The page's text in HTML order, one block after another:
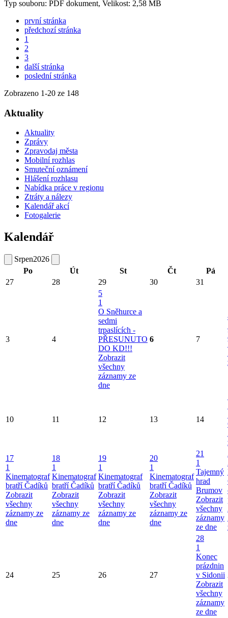
Typ souboru: PDF dokument, Velikost: 2,58 MB
první stránka
předchozí stránka
1
2
3
další stránka
poslední stránka
Zobrazeno 1-20 ze 148
Aktuality
Aktuality
Zprávy
Zpravodaj města
Mobilní rozhlas
Smuteční oznámení
Hlášení rozhlasu
Nabídka práce v regionu
Ztráty a nálezy
Kalendář akcí
Fotogalerie
Kalendář
Srpen2026
Po
Út St Čt
Pá
27
28 29 30 31
3 4
5
1
O Sněhurce a
sedmi
trpaslících -
PŘESUNUTO
DO KD!!!
Zobrazit
všechny
záznamy ze
dne
6 7
10 11 12 13 14
17
1
Kinematograf
bratří Čadíků
Zobrazit
všechny
záznamy ze
dne
18
1
Kinematograf
bratří Čadíků
Zobrazit
všechny
záznamy ze
dne
19
1
Kinematograf
bratří Čadíků
Zobrazit
všechny
záznamy ze
dne
20
1
Kinematograf
bratří Čadíků
Zobrazit
všechny
záznamy ze
dne
21
1
Tajemný
hrad
Brumov
Zobrazit
všechny
záznamy
ze dne
24 25 26 27
28
1
Konec
prázdnin
v Sidonii
Zobrazit
všechny
záznamy
ze dne